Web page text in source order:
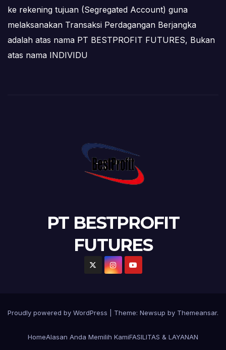
ke rekening tujuan (Segregated Account) guna
melaksanakan Transaksi Perdagangan Berjangka
adalah atas nama PT BESTPROFIT FUTURES, Bukan
atas nama INDIVIDU
PT BESTPROFIT
FUTURES
Proudly powered by WordPress Theme: Newsup by Themeansar.
HomeAlasan Anda Memilih KamiFASILITAS & LAYANAN